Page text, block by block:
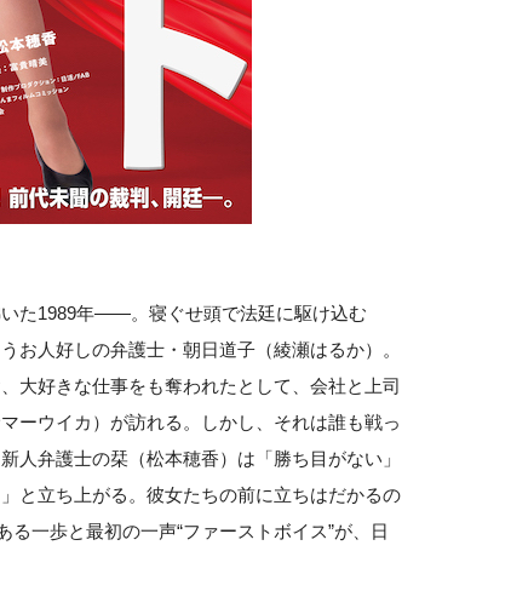
た1989年——。寝ぐせ頭で法廷に駆け込む
お人好しの弁護士・朝日道子（綾瀬はるか）。
大好きな仕事をも奪われたとして、会社と上司
ーウイカ）が訪れる。しかし、それは誰も戦っ
人弁護士の栞（松本穂香）は「勝ち目がない」
と立ち上がる。彼女たちの前に立ちはだかるの
一歩と最初の一声“ファーストボイス”が、日